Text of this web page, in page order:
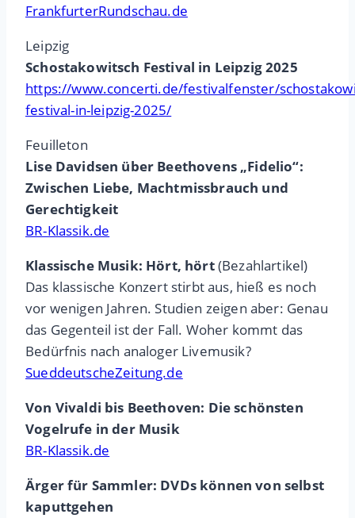
FrankfurterRundschau.de
Leipzig
Schostakowitsch Festival in Leipzig 2025
https://www.concerti.de/festivalfenster/
festival-in-leipzig-2025/
Feuilleton
Lise Davidsen über Beethovens „Fidelio“:
Zwischen Liebe, Machtmissbrauch und
Gerechtigkeit
BR-Klassik.de
Klassische Musik: Hört, hört(Bezahlartikel)
Das klassische Konzert stirbt aus, hieß es noch
vor wenigen Jahren. Studien zeigen aber: Genau
das Gegenteil ist der Fall. Woher kommt das
Bedürfnis nach analoger Livemusik?
SueddeutscheZeitung.de
Von Vivaldi bis Beethoven: Die schönsten
Vogelrufe in der Musik
BR-Klassik.de
Ärger für Sammler: DVDs können von selbst
kaputtgehen